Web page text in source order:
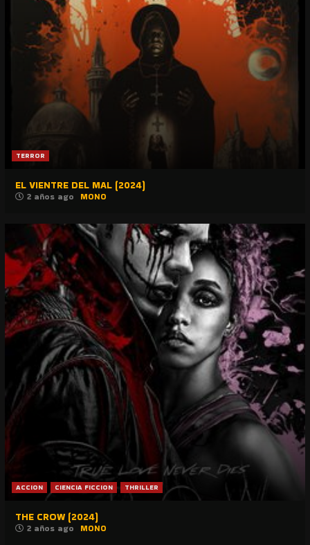
TERROR
EL VIENTRE DEL MAL (2024)
2 años ago MONO
ACCION CIENCIA FICCION THRILLER
THE CROW (2024)
2 años ago MONO